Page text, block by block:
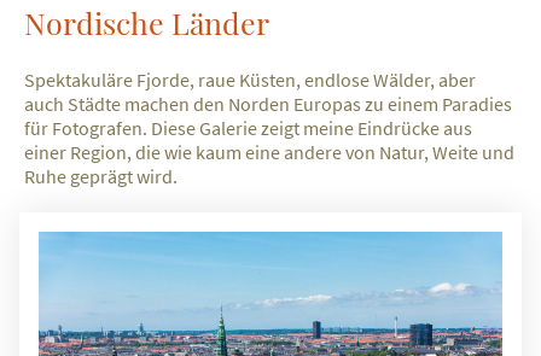
Nordische Länder
Spektakuläre Fjorde, raue Küsten, endlose Wälder, aber
auch Städte machen den Norden Europas zu einem Paradies
für Fotografen. Diese Galerie zeigt meine Eindrücke aus
einer Region, die wie kaum eine andere von Natur, Weite und
Ruhe geprägt wird.